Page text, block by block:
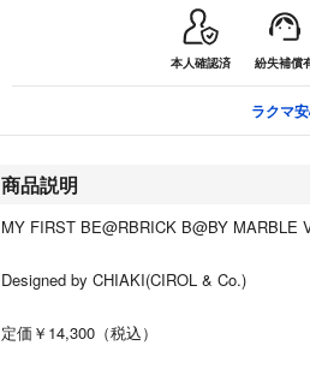
本人確認済 紛失補償
ラクマ
商品説明
MY FIRST BE@RBRICK B@BY MARBLE
Designed by CHIAKI(CIROL & Co.)
定価￥14,300（税込）